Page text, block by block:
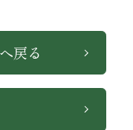
戻る